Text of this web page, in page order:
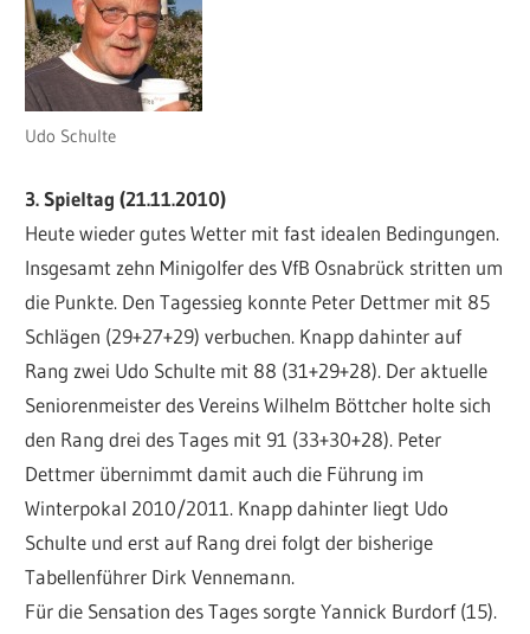
Udo Schulte
3. Spieltag (21.11.2010)
Heute wieder gutes Wetter mit fast idealen Bedingungen.
Insgesamt zehn Minigolfer des VfB Osnabrück stritten um
die Punkte. Den Tagessieg konnte Peter Dettmer mit 85
Schlägen (29+27+29) verbuchen. Knapp dahinter auf
Rang zwei Udo Schulte mit 88 (31+29+28). Der aktuelle
Seniorenmeister des Vereins Wilhelm Böttcher holte sich
den Rang drei des Tages mit 91 (33+30+28). Peter
Dettmer übernimmt damit auch die Führung im
Winterpokal 2010/2011. Knapp dahinter liegt Udo
Schulte und erst auf Rang drei folgt der bisherige
Tabellenführer Dirk Vennemann.
Für die Sensation des Tages sorgte Yannick Burdorf (15).